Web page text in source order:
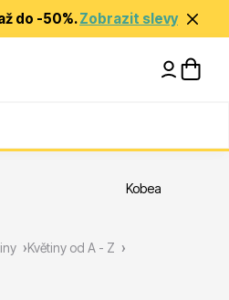
do -50%.Zobrazit slevy
Květiny od A - Z
Kobea